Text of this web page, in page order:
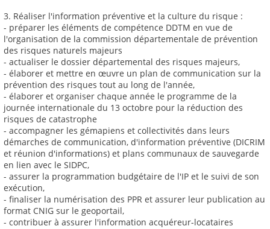
3. Réaliser l'information préventive et la culture du risque :
- préparer les éléments de compétence DDTM en vue de
l'organisation de la commission départementale de prévention
des risques naturels majeurs
- actualiser le dossier départemental des risques majeurs,
- élaborer et mettre en œuvre un plan de communication sur la
prévention des risques tout au long de l'année,
- élaborer et organiser chaque année le programme de la
journée internationale du 13 octobre pour la réduction des
risques de catastrophe
- accompagner les gémapiens et collectivités dans leurs
démarches de communication, d'information préventive (DICRIM
et réunion d'informations) et plans communaux de sauvegarde
en lien avec le SIDPC,
- assurer la programmation budgétaire de l'IP et le suivi de son
exécution,
- finaliser la numérisation des PPR et assurer leur publication au
format CNIG sur le geoportail,
- contribuer à assurer l'information acquéreur-locataires